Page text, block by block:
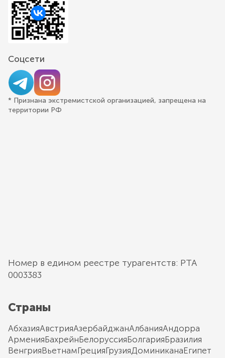
Соцсети
* Признана экстремистской организацией, запрещена на
территории РФ
Номер в едином реестре турагентств: РТА
0003383
Страны
АбхазияАвстрияАзербайджанАлбанияАндорра
АрменияБахрейнБелоруссияБолгарияБразилия
ВенгрияВьетнамГрецияГрузияДоминиканаЕгипет